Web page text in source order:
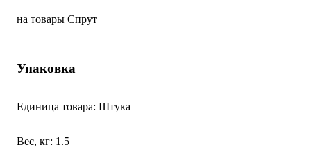
на товары Спрут
Упаковка
Единица товара: Штука
Вес, кг: 1.5